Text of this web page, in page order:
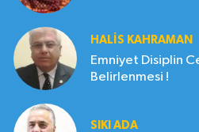
HALIS KAHRAMAN
Emniyet Disiplin
Belirlenmesi !
SIKI ADA